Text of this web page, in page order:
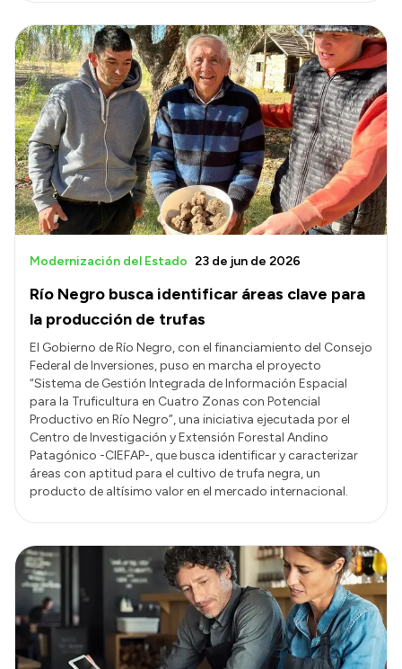
Río Negro busca identificar áreas clave para
la producción de trufas
Modernización del Estado 23 de jun de 2026
El Gobierno de Río Negro, con el financiamiento del Consejo
Federal de Inversiones, puso en marcha el proyecto
“Sistema de Gestión Integrada de Información Espacial
para la Truficultura en Cuatro Zonas con Potencial
Productivo en Río Negro”, una iniciativa ejecutada por el
Centro de Investigación y Extensión Forestal Andino
Patagónico -CIEFAP-, que busca identificar y caracterizar
áreas con aptitud para el cultivo de trufa negra, un
producto de altísimo valor en el mercado internacional.